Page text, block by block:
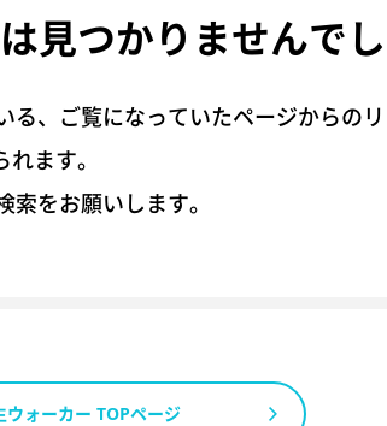
見つかりませんで
、ご覧になっていたページからの
ます。
をお願いします。
ウォーカー TOPページ